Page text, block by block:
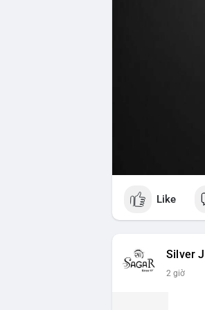
Like
Silver
2 giờ